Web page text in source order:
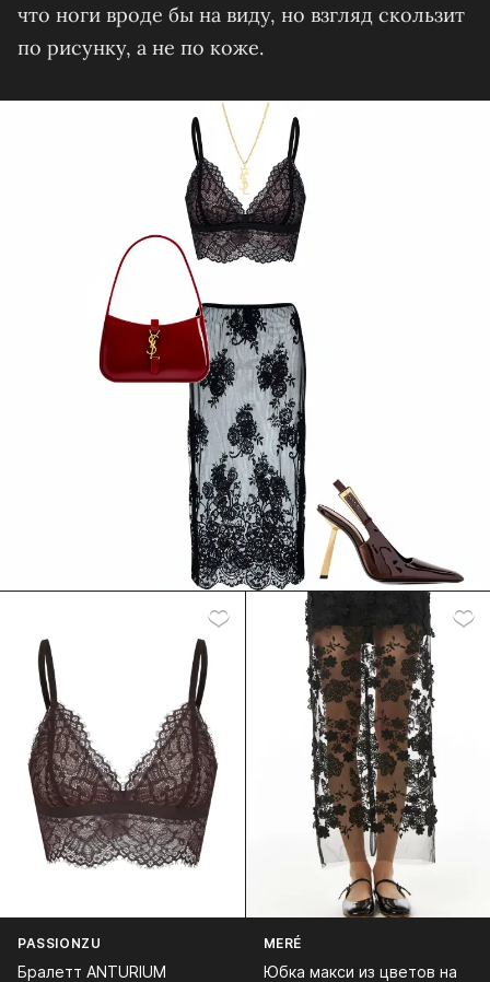
что ноги вроде бы на виду, но взгляд скользит
по рисунку, а не по коже.
PASSIONZU
Бралетт ANTURIUM
MERÉ
Юбка макси из цветов на